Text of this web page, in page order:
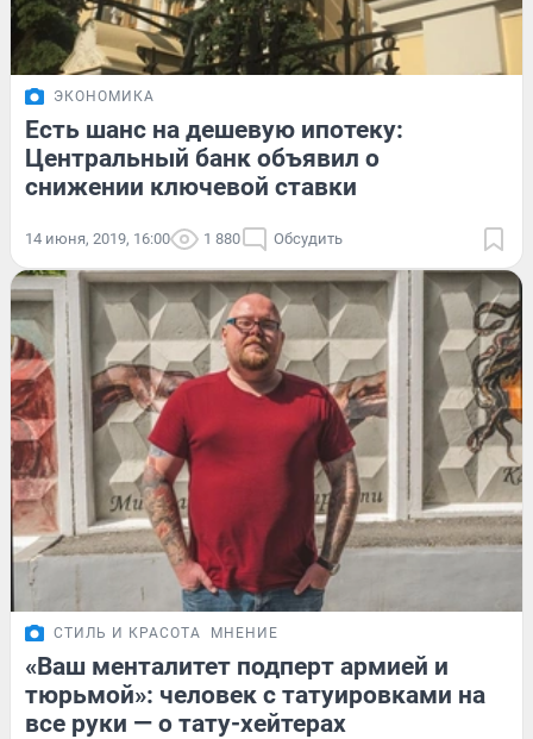
ЭКОНОМИКА
Есть шанс на дешевую ипотеку:
Центральный банк объявил о
снижении ключевой ставки
14 июня, 2019, 16:00 1 880 Обсудить
СТИЛЬ И КРАСОТА МНЕНИЕ
«Ваш менталитет подперт армией и
тюрьмой»: человек с татуировками на
все руки — о тату-хейтерах